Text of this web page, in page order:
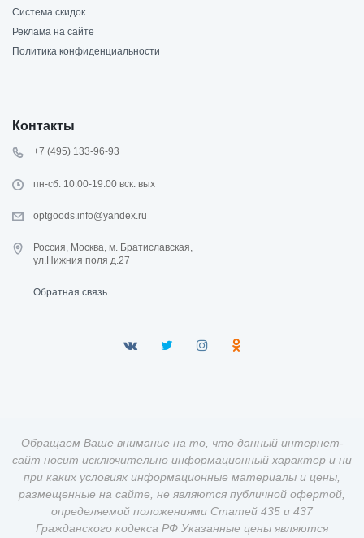
Система скидок
Реклама на сайте
Политика конфиденциальности
Контакты
+7 (495) 133-96-93
пн-сб: 10:00-19:00 вск: вых
optgoods.info@yandex.ru
Россия, Москва, м. Братиславская,
ул.Нижния поля д.27
Обратная связь
Обращаем Ваше внимание на то, что данный интернет-
сайт носит исключительно информационный характер и ни
при каких условиях информационные материалы и цены,
размещенные на сайте, не являются публичной офертой,
определяемой положениями Статей 435 и 437
Гражданского кодекса РФ Указанные цены являются